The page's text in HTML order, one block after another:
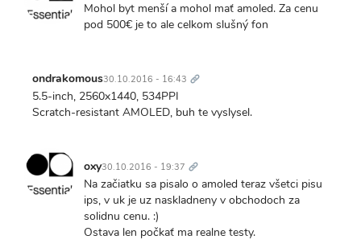
Mohol byt menší a mohol mať amoled. Za cenu
pod 500€ je to ale celkom slušný fon
ondrakomous30.10.2016 - 16:43 odkaz
5.5-inch, 2560x1440, 534PPI
Scratch-resistant AMOLED, buh te vyslysel.
oxy30.10.2016 - 19:37 odkaz
Na začiatku sa pisalo o amoled teraz všetci pisu
ips, v uk je uz naskladneny v obchodoch za
solidnu cenu. :)
Ostava len počkať ma realne testy.